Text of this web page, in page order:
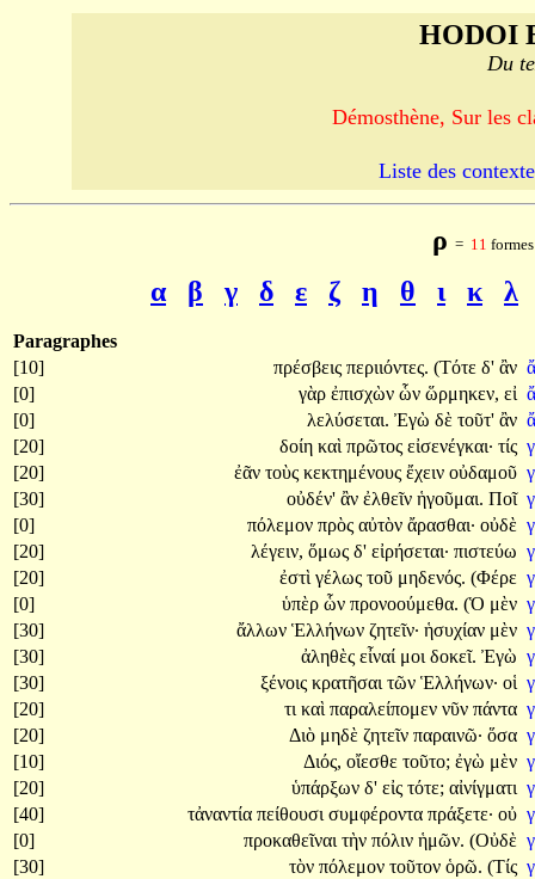
HODOI
Du
Démosthène, Sur les
Liste des
ρ = 11
α β γ δ ε ζ η θ ι κ λ
Paragraphes
[10]
πρέσβεις περιιόντες. (Τότε δ' ἂν
[0]
γὰρ ἐπισχὼν ὧν ὥρμηκεν, εἰ
[0]
λελύσεται. Ἐγὼ δὲ τοῦτ' ἂν
[20]
δοίη καὶ πρῶτος εἰσενέγκαι· τίς
[20]
ἐᾶν τοὺς κεκτημένους ἔχειν οὐδαμοῦ
[30]
οὐδέν' ἂν ἐλθεῖν ἡγοῦμαι. Ποῖ
[0]
πόλεμον πρὸς αὐτὸν ἄρασθαι· οὐδὲ
[20]
λέγειν, ὅμως δ' εἰρήσεται· πιστεύω
[20]
ἐστὶ γέλως τοῦ μηδενός. (Φέρε
[0]
ὑπὲρ ὧν προνοούμεθα. (Ὁ μὲν
[30]
ἄλλων Ἑλλήνων ζητεῖν· ἡσυχίαν μὲν
[30]
ἀληθὲς εἶναί μοι δοκεῖ. Ἐγὼ
[30]
ξένοις κρατῆσαι τῶν Ἑλλήνων· οἱ
[20]
τι καὶ παραλείπομεν νῦν πάντα
[20]
Διὸ μηδὲ ζητεῖν παραινῶ· ὅσα
[10]
Διός, οἴεσθε τοῦτο; ἐγὼ μὲν
[20]
ὑπάρξων δ' εἰς τότε; αἰνίγματι
[40]
τἀναντία πείθουσι συμφέροντα πράξετε· οὐ
[0]
προκαθεῖναι τὴν πόλιν ἡμῶν. (Οὐδὲ
[30]
τὸν πόλεμον τοῦτον ὁρῶ. (Τίς